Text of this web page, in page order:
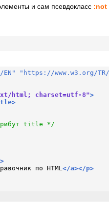
и сам псевдокласс :not
EN" "https://
html; charset=utf-8">
>
title */
>
по HTML</a></p>